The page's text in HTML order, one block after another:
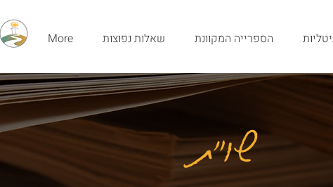
הספרייה המקוונת שאלות נפוצות More
שו"ת
שו"ת